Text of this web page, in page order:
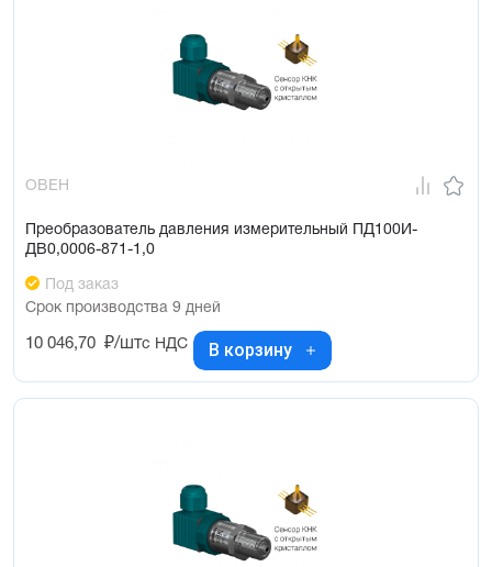
ОВЕН
Преобразователь давления измерительный ПД100И-
ДВ0,0006-871-1,0
Под заказ
Срок производства 9 дней
10 046,70 ₽/штс НДС В корзину